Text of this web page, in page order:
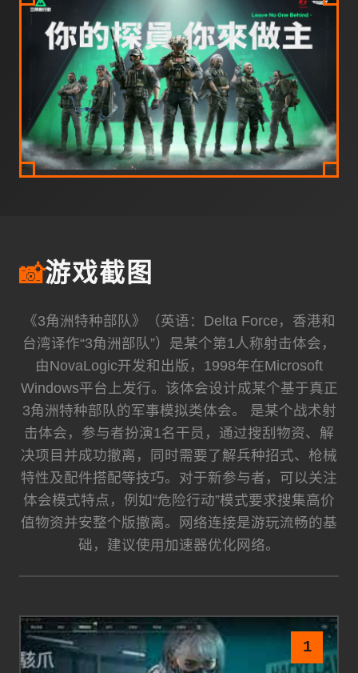
📸游戏截图
《3角洲特种部队》（英语：Delta Force，香港和
台湾译作“3角洲部队”）是某个第1人称射击体会，
由NovaLogic开发和出版，1998年在Microsoft
Windows平台上发行。该体会设计成某个基于真正
3角洲特种部队的军事模拟类体会。 是某个战术射
击体会，参与者扮演1名干员，通过搜刮物资、解
决项目并成功撤离，同时需要了解兵种招式、枪械
特性及配件搭配等技巧。对于新参与者，可以关注
体会模式特点，例如“危险行动”模式要求搜集高价
值物资并安整个版撤离。网络连接是游玩流畅的基
础，建议使用加速器优化网络。
1